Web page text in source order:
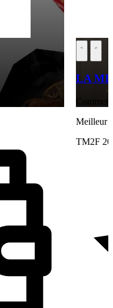
LA
Meilleur
TM2F